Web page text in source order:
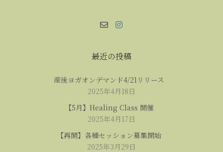
最近の投稿
産後ヨガオンデマンド4/21リリース
2025年4月18日
【5月】Healing Class 開催
2025年4月17日
【再開】各種セッション募集開始
2025年3月29日